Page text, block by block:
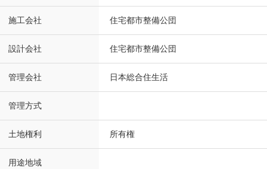
施工会社 住宅都市整備公団
設計会社 住宅都市整備公団
管理会社 日本総合住生活
管理方式
土地権利 所有権
用途地域